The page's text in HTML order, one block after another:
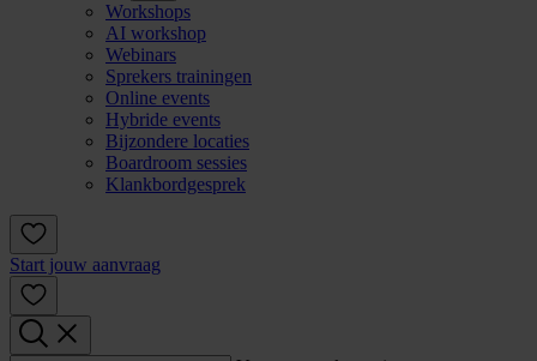
Workshops
AI workshop
Webinars
Sprekers trainingen
Online events
Hybride events
Bijzondere locaties
Boardroom sessies
Klankbordgesprek
Start jouw aanvraag